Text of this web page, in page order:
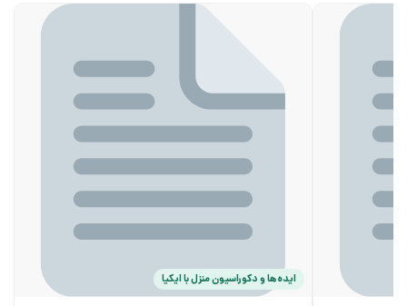
ایده‌ها و دکوراسیون منزل با ایکیا